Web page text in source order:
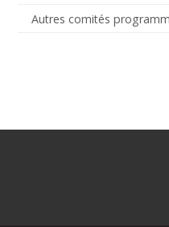
Autres comités